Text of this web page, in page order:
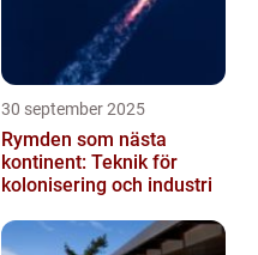
30 september 2025
Rymden som nästa
kontinent: Teknik för
kolonisering och industri